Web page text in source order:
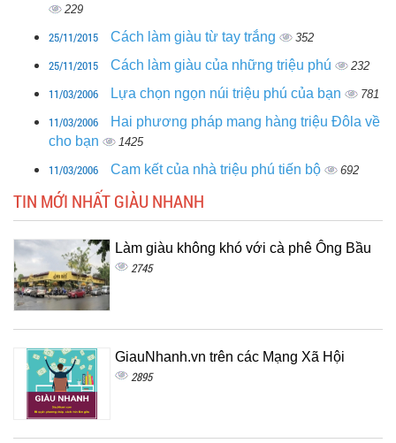
229
25/11/2015 Cách làm giàu từ tay trắng 352
25/11/2015 Cách làm giàu của những triệu phú 232
11/03/2006 Lựa chọn ngọn núi triệu phú của bạn 781
11/03/2006
Hai phương pháp mang hàng triệu Đôla về
cho bạn
1425
11/03/2006 Cam kết của nhà triệu phú tiến bộ 692
TIN MỚI NHẤT GIÀU NHANH
Làm giàu không khó với cà phê Ông Bầu
2745
GiauNhanh.vn trên các Mạng Xã Hội
2895